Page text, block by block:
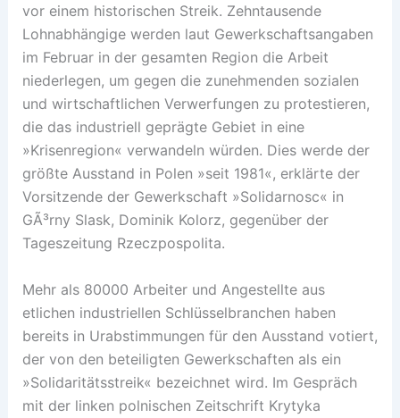
vor einem historischen Streik. Zehntausende
Lohnabhängige werden laut Gewerkschaftsangaben
im Februar in der gesamten Region die Arbeit
niederlegen, um gegen die zunehmenden sozialen
und wirtschaftlichen Verwerfungen zu protestieren,
die das industriell geprägte Gebiet in eine
»Krisenregion« verwandeln würden. Dies werde der
größte Ausstand in Polen »seit 1981«, erklärte der
Vorsitzende der Gewerkschaft »Solidarnosc« in
GÃ³rny Slask, Dominik Kolorz, gegenüber der
Tageszeitung Rzeczpospolita.
Mehr als 80000 Arbeiter und Angestellte aus
etlichen industriellen Schlüsselbranchen haben
bereits in Urabstimmungen für den Ausstand votiert,
der von den beteiligten Gewerkschaften als ein
»Solidaritätsstreik« bezeichnet wird. Im Gespräch
mit der linken polnischen Zeitschrift Krytyka